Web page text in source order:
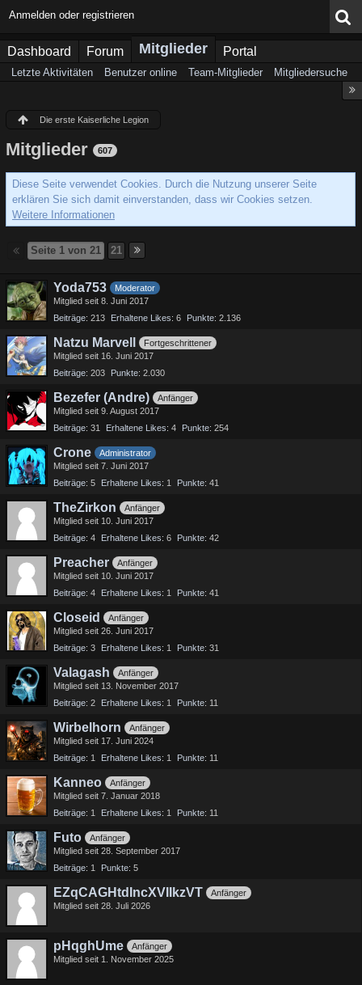
Anmelden oder registrieren
Dashboard Forum Mitglieder Portal
Letzte Aktivitäten Benutzer online Team-Mitglieder Mitgliedersuche
Die erste Kaiserliche Legion
Mitglieder 607
Diese Seite verwendet Cookies. Durch die Nutzung unserer Seite
erklären Sie sich damit einverstanden, dass wir Cookies setzen.
Weitere Informationen
Seite 1 von 21 21
Yoda753
Moderator
Mitglied seit 8. Juni 2017
Beiträge 213 Erhaltene Likes 6 Punkte 2.136
Natzu Marvell
Fortgeschrittener
Mitglied seit 16. Juni 2017
Beiträge 203 Punkte 2.030
Bezefer (Andre)
Anfänger
Mitglied seit 9. August 2017
Beiträge 31 Erhaltene Likes 4 Punkte 254
Crone
Administrator
Mitglied seit 7. Juni 2017
Beiträge 5 Erhaltene Likes 1 Punkte 41
TheZirkon
Anfänger
Mitglied seit 10. Juni 2017
Beiträge 4 Erhaltene Likes 6 Punkte 42
Preacher
Anfänger
Mitglied seit 10. Juni 2017
Beiträge 4 Erhaltene Likes 1 Punkte 41
Closeid
Anfänger
Mitglied seit 26. Juni 2017
Beiträge 3 Erhaltene Likes 1 Punkte 31
Valagash
Anfänger
Mitglied seit 13. November 2017
Beiträge 2 Erhaltene Likes 1 Punkte 11
Wirbelhorn
Anfänger
Mitglied seit 17. Juni 2024
Beiträge 1 Erhaltene Likes 1 Punkte 11
Kanneo
Anfänger
Mitglied seit 7. Januar 2018
Beiträge 1 Erhaltene Likes 1 Punkte 11
Futo
Anfänger
Mitglied seit 28. September 2017
Beiträge 1 Punkte 5
EZqCAGHtdIncXVIIkzVT
Anfänger
Mitglied seit 28. Juli 2026
pHqghUme
Anfänger
Mitglied seit 1. November 2025